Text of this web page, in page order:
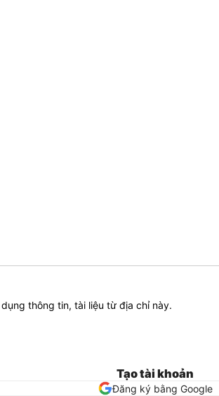
thông tin, tài liệu từ địa chỉ này.
Tạo tài khoản
Đăng ký bằng Google